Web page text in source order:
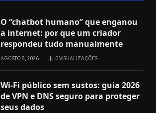
O “chatbot humano” que enganou
a internet: por que um criador
respondeu tudo manualmente
AGOSTO 8, 2026 0VISUALIZAÇÕES
Wi‑Fi público sem sustos: guia 2026
de VPN e DNS seguro para proteger
seus dados